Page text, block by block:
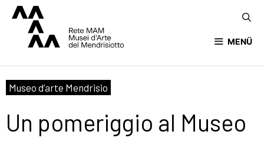
MENÜ
Museo d’arte Mendrisio
Un pomeriggio al Museo